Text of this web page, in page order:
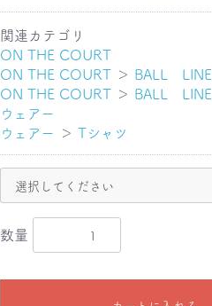
関連カテゴリ
ON THE COURT
ON THE COURT ＞ BALL LINE
ON THE COURT ＞ BALL LINE
ウェアー
ウェアー ＞ Tシャツ
数量